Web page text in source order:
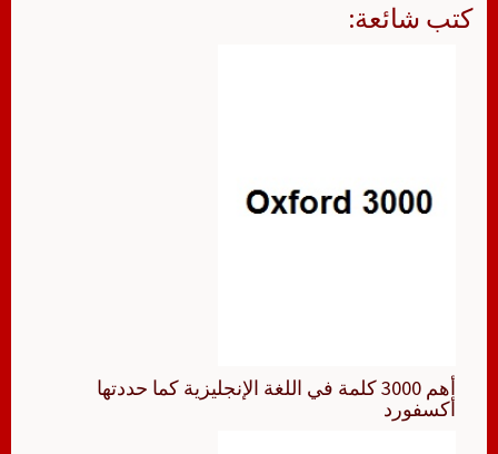
كتب شائعة:
أهم 3000 كلمة في اللغة الإنجليزية كما حددتها
أكسفورد